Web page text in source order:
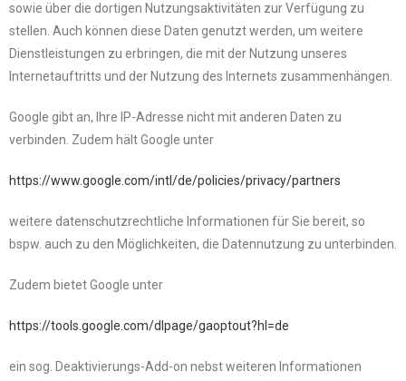
sowie über die dortigen Nutzungsaktivitäten zur Verfügung zu
stellen. Auch können diese Daten genutzt werden, um weitere
Dienstleistungen zu erbringen, die mit der Nutzung unseres
Internetauftritts und der Nutzung des Internets zusammenhängen.
Google gibt an, Ihre IP-Adresse nicht mit anderen Daten zu
verbinden. Zudem hält Google unter
https://www.google.com/intl/de/policies/privacy/partners
weitere datenschutzrechtliche Informationen für Sie bereit, so
bspw. auch zu den Möglichkeiten, die Datennutzung zu unterbinden.
Zudem bietet Google unter
https://tools.google.com/dlpage/gaoptout?hl=de
ein sog. Deaktivierungs-Add-on nebst weiteren Informationen